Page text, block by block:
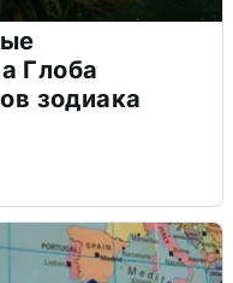
Глоба
зодиака